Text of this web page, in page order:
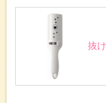
抜